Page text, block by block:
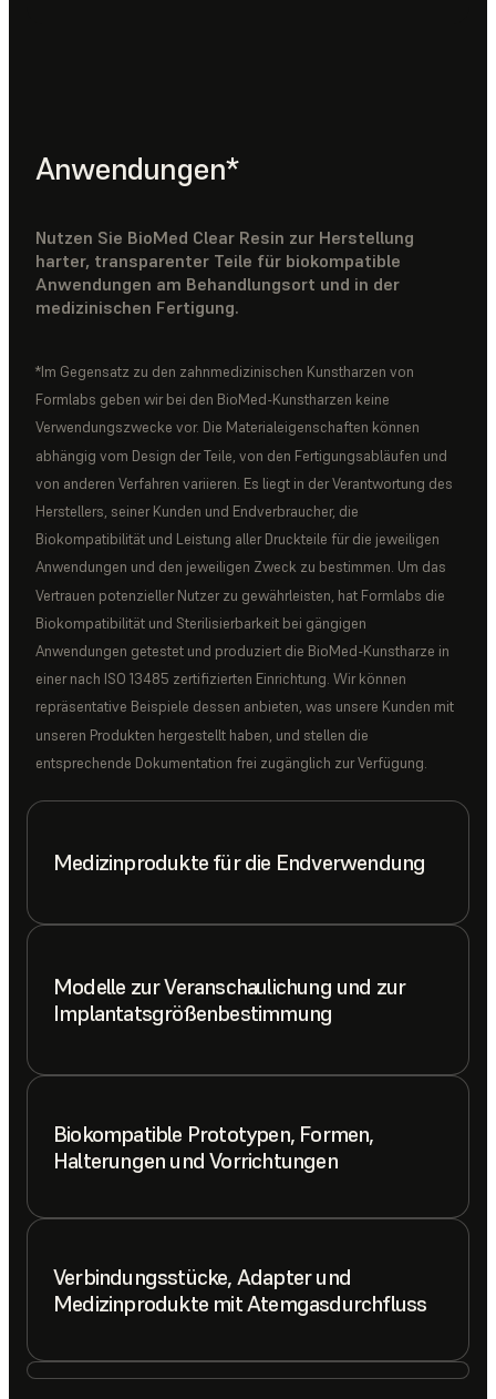
Anwendungen*
Nutzen Sie BioMed Clear Resin zur Herstellung
harter, transparenter Teile für biokompatible
Anwendungen am Behandlungsort und in der
medizinischen Fertigung.
*Im Gegensatz zu den zahnmedizinischen Kunstharzen von
Formlabs geben wir bei den BioMed-Kunstharzen keine
Verwendungszwecke vor. Die Materialeigenschaften können
abhängig vom Design der Teile, von den Fertigungsabläufen und
von anderen Verfahren variieren. Es liegt in der Verantwortung des
Herstellers, seiner Kunden und Endverbraucher, die
Biokompatibilität und Leistung aller Druckteile für die jeweiligen
Anwendungen und den jeweiligen Zweck zu bestimmen. Um das
Vertrauen potenzieller Nutzer zu gewährleisten, hat Formlabs die
Biokompatibilität und Sterilisierbarkeit bei gängigen
Anwendungen getestet und produziert die BioMed-Kunstharze in
einer nach ISO 13485 zertifizierten Einrichtung. Wir können
repräsentative Beispiele dessen anbieten, was unsere Kunden mit
unseren Produkten hergestellt haben, und stellen die
entsprechende Dokumentation frei zugänglich zur Verfügung.
Medizinprodukte für die Endverwendung
Modelle zur Veranschaulichung und zur
Implantatsgrößenbestimmung
Biokompatible Prototypen, Formen,
Halterungen und Vorrichtungen
Verbindungsstücke, Adapter und
Medizinprodukte mit Atemgasdurchfluss